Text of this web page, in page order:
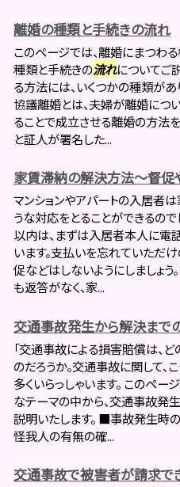
離婚の種類と手続きの流れ
このページでは、離婚にまつわ
種類と手続きの流れについてご
る方法には、いくつかの種類があ
協議離婚とは、夫婦が離婚につ
ることで成立させる離婚の方法
と証人が署名した...
家賃滞納の解決方法～督
マンションやアパートの入居者
うな対応をとることができるの
以内は、まずは入居者本人に電
います。支払いを忘れていただ
促などはしないようにしましょ
も返答がなく、家...
交通事故発生から解決まで
「交通事故による損害賠償は、ど
のだろうか。交通事故に関して
多くいらっしゃいます。 このペ
なテーマの中から、交通事故発
説明いたします。 ■事故発生時
怪我人の有無の確...
交通事故で被害者が請求で